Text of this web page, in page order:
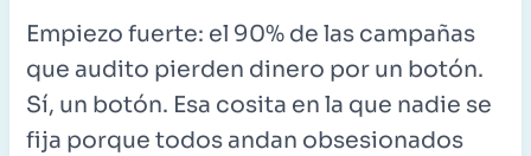
Empiezo fuerte: el 90% de las campañas
que audito pierden dinero por un botón.
Sí, un botón. Esa cosita en la que nadie se
fija porque todos andan obsesionados